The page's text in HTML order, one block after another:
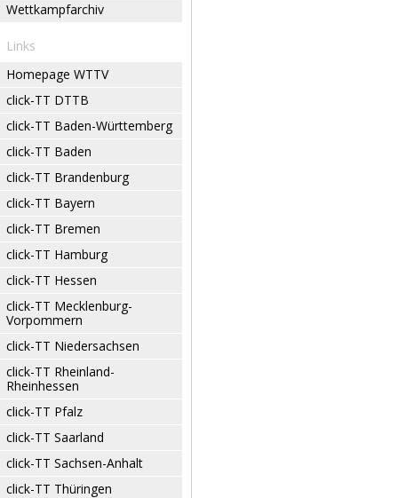
Wettkampfarchiv
Links
Homepage WTTV
click-TT DTTB
click-TT Baden-Württemberg
click-TT Baden
click-TT Brandenburg
click-TT Bayern
click-TT Bremen
click-TT Hamburg
click-TT Hessen
click-TT Mecklenburg-
Vorpommern
click-TT Niedersachsen
click-TT Rheinland-
Rheinhessen
click-TT Pfalz
click-TT Saarland
click-TT Sachsen-Anhalt
click-TT Thüringen